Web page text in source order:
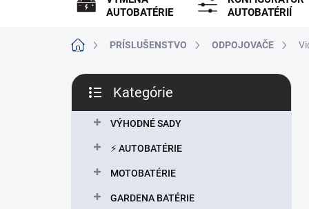
AUTOBATÉRIE
AUTOBATÉRIÍ
DomovPRÍSLUŠENSTVO ODPOJOVAČE
B
č
kategórie
Kategórie
VÝHODNÉ SADY
⚡ AUTOBATÉRIE
MOTOBATÉRIE
GARDENA BATÉRIE